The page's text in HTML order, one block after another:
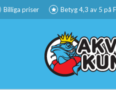
Billiga priser Betyg 4,3 av 5 på